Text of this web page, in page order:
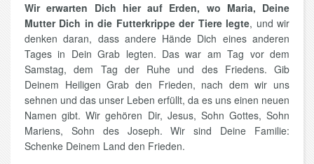
Wir erwarten Dich hier auf Erden, wo Maria, Deine
Mutter Dich in die Futterkrippe der Tiere legte, und wir
denken daran, dass andere Hände Dich eines anderen
Tages in Dein Grab legten. Das war am Tag vor dem
Samstag, dem Tag der Ruhe und des Friedens. Gib
Deinem Heiligen Grab den Frieden, nach dem wir uns
sehnen und das unser Leben erfüllt, da es uns einen neuen
Namen gibt. Wir gehören Dir, Jesus, Sohn Gottes, Sohn
Mariens, Sohn des Joseph. Wir sind Deine Familie:
Schenke Deinem Land den Frieden.